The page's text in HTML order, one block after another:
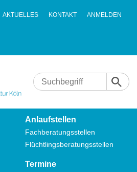
AKTUELLES KONTAKT ANMELDEN
Anlaufstellen
Fachberatungsstellen
Flüchtlingsberatungsstellen
Termine